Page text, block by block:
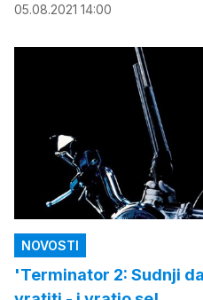
05.08.2021 14:00
NOVOSTI
'Terminator 2: Sudnji